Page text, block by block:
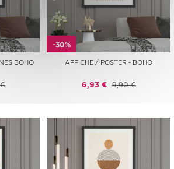
BOHO
-30%
AFFICHE / POSTER - BOHO
6,93 € 9,90 €